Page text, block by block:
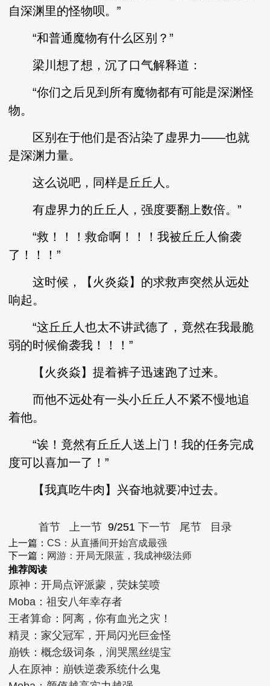
自深渊里的怪物呗。”
“和普通魔物有什么区别？”
梁川想了想，沉了口气解释道：
“你们之后见到所有魔物都有可能是深渊怪
物。
区别在于他们是否沾染了虚界力——也就
是深渊力量。
这么说吧，同样是丘丘人。
有虚界力的丘丘人，强度要翻上数倍。”
“救！！！救命啊！！！我被丘丘人偷袭
了！！！”
这时候，【火炎焱】的求救声突然从远处
响起。
“这丘丘人也太不讲武德了，竟然在我最脆
弱的时候偷袭我！！！”
【火炎焱】提着裤子迅速跑了过来。
而他不远处有一头小丘丘人不紧不慢地追
着他。
“诶！竟然有丘丘人送上门！我的任务完成
度可以喜加一了！”
【我真吃牛肉】兴奋地就要冲过去。
首节 上一节 9/251 下一节 尾节 目录
上一篇：CS：从直播间开始宫成最强
下一篇： 网游：开局无限蓝，我成神级法师
推荐阅读
原神：开局点评派蒙，荧妹笑喷
Moba：祖安八年幸存者
王者算命：阿离，你有血光之灾！
精灵：家父冠军，开局闪光巨金怪
崩铁：概念级词条，润哭黑丝缇宝
人在原神：崩铁逆袭系统什么鬼